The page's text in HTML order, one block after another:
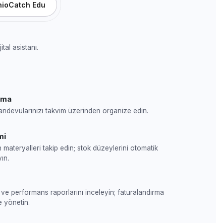
Edu
asistanı.
takvim üzerinden organize edin.
materyalleri takip edin; stok düzeylerini otomatik
performans raporlarını inceleyin; faturalandırma
yönetin.